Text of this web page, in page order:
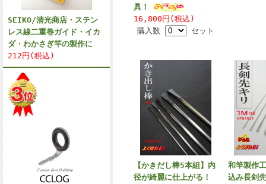
SEIKO/清光商店・ステン
レス線二重巻ガイド・イカ
ダ・わかさぎ竿の製作に
212円(税込)
具！
16,800円(税込)
購入数
セット
【かきだし棒5本組】内
径が綺麗に仕上がる！
和竿製作
込み長剣